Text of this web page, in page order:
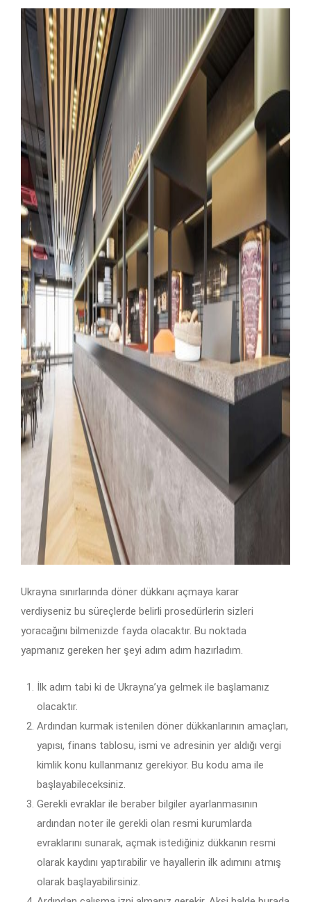
Ukrayna sınırlarında döner dükkanı açmaya karar
verdiyseniz bu süreçlerde belirli prosedürlerin sizleri
yoracağını bilmenizde fayda olacaktır. Bu noktada
yapmanız gereken her şeyi adım adım hazırladım.
İlk adım tabi ki de Ukrayna’ya gelmek ile başlamanız
olacaktır.
Ardından kurmak istenilen döner dükkanlarının amaçları,
yapısı, finans tablosu, ismi ve adresinin yer aldığı vergi
kimlik konu kullanmanız gerekiyor. Bu kodu ama ile
başlayabileceksiniz.
Gerekli evraklar ile beraber bilgiler ayarlanmasının
ardından noter ile gerekli olan resmi kurumlarda
evraklarını sunarak, açmak istediğiniz dükkanın resmi
olarak kaydını yaptırabilir ve hayallerin ilk adımını atmış
olarak başlayabilirsiniz.